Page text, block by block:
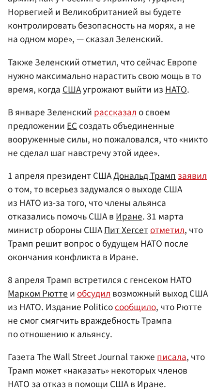
Норвегией и Великобританией вы будете
контролировать безопасность на морях, а не
на одном море», — сказал Зеленский.
Также Зеленский отметил, что сейчас Европе
нужно максимально нарастить свою мощь в то
время, когда СШАугрожают выйти из НАТО.
В январе Зеленский рассказало своем
предложенииЕСсоздать объединенные
вооруженные силы, но пожаловался, что «никто
не сделал шаг навстречу этой идее».
1 апреля президент СШАДональд Трампзаявил
о том, то всерьез задумался о выходе США
из НАТО из-за того, что члены альянса
отказались помочь США вИране. 31 марта
министр обороны СШАПит Хегсетотметил, что
Трамп решит вопрос о будущем НАТО после
окончания конфликта в Иране.
8 апреля Трамп встретился с генсеком НАТО
Марком Рюттеиобсудилвозможный выход США
из НАТО. Издание Politicoсообщило, что Рютте
не смог смягчить враждебность Трампа
по отношению к альянсу.
Газета The Wall Street Journal такжеписала, что
Трамп может «наказать» некоторых членов
НАТО за отказ в помощи США в Иране.